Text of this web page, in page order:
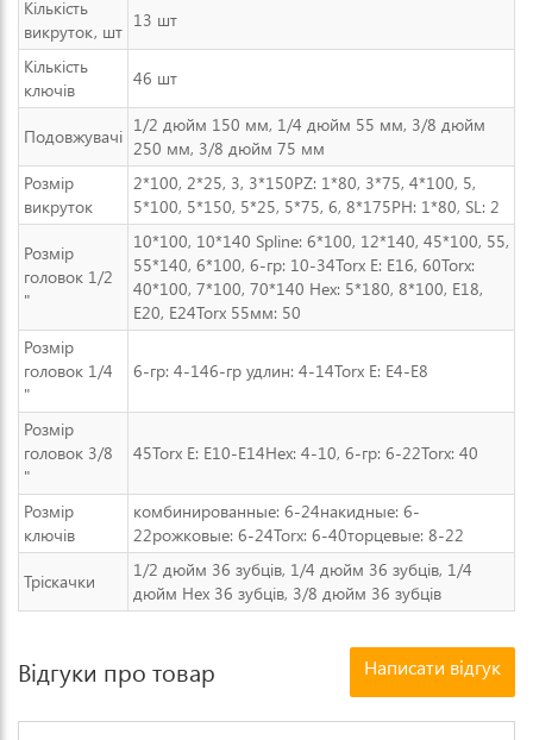
Кількість
викруток, шт
13 шт
Кількість
ключів
46 шт
Подовжувачі
1/2 дюйм 150 мм, 1/4 дюйм 55 мм, 3/8 дюйм
250 мм, 3/8 дюйм 75 мм
Розмір
викруток
2*100, 2*25, 3, 3*150PZ: 1*80, 3*75, 4*100, 5,
5*100, 5*150, 5*25, 5*75, 6, 8*175PH: 1*80, SL: 2
Розмір
головок 1/2
"
10*100, 10*140 Spline: 6*100, 12*140, 45*100, 55,
55*140, 6*100, 6-гр: 10-34Torx E: E16, 60Torx:
40*100, 7*100, 70*140 Hex: 5*180, 8*100, E18,
E20, E24Torx 55мм: 50
Розмір
головок 1/4
"
6-гр: 4-146-гр удлин: 4-14Torx E: E4-E8
Розмір
головок 3/8
"
45Torx E: E10-E14Hex: 4-10, 6-гр: 6-22Torx: 40
Розмір
ключів
комбинированные: 6-24накидные: 6-
22рожковые: 6-24Torx: 6-40торцевые: 8-22
Тріскачки
1/2 дюйм 36 зубців, 1/4 дюйм 36 зубців, 1/4
дюйм Hex 36 зубців, 3/8 дюйм 36 зубців
Відгуки про товар Написати відгук